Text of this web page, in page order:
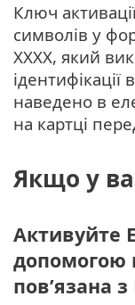
Ключ
символів у
XXXX, який
наведено в
на картці
Якщо у
Активуйте
допомогою
пов’язана з